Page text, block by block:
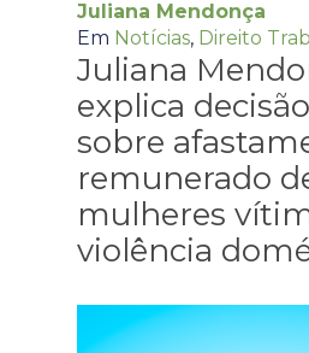
Juliana Mendonça
Em Notícias, Direito
Juliana
explica
sobre
remunerado
mulheres
violência